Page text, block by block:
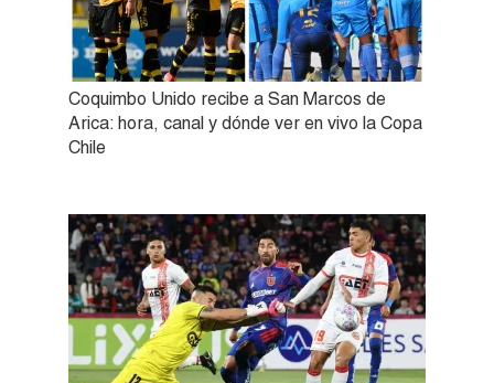
Coquimbo Unido recibe a San Marcos de
Arica: hora, canal y dónde ver en vivo la Copa
Chile